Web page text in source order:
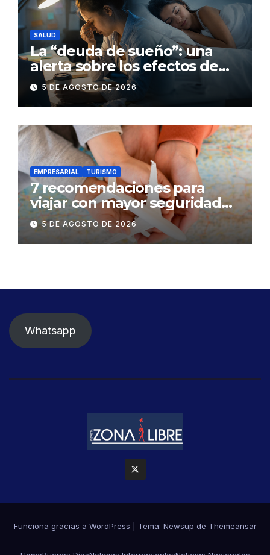
SALUD
La “deuda de sueño”: una
alerta sobre los efectos de
dormir mal en la salud física y
mental
5 DE AGOSTO DE 2026
EMPRESARIAL TURISMO
7 recomendaciones para
viajar con mayor seguridad
dentro y fuera del Ecuador
5 DE AGOSTO DE 2026
Whatsapp
Funciona gracias a WordPress Tema: Newsup de Themeansar